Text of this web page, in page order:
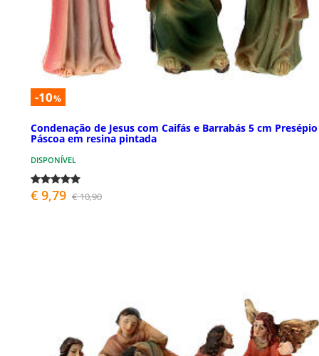
-10%
Condenação de Jesus com Caifás e Barrabás 5 cm
Páscoa em resina pintada
DISPONÍVEL
€ 9,79 € 10,90